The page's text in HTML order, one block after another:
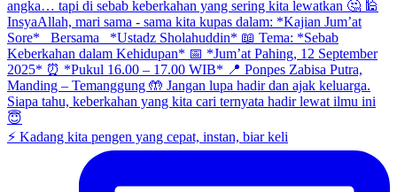
⚡ Kadang kita pengen yang cepat, instan, biar keli